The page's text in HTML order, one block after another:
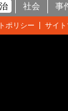
社会 事
ポリシー サイ